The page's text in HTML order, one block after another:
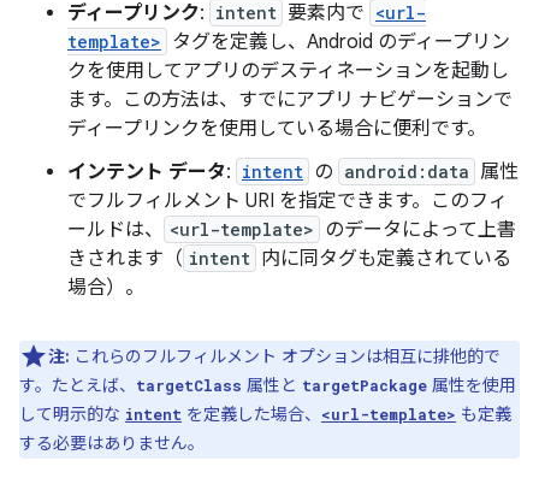
ディープリンク: intent 要素内で <url-
template> タグを定義し、Android のディープリン
クを使用してアプリのデスティネーションを起動し
ます。この方法は、すでにアプリ ナビゲーションで
ディープリンクを使用している場合に便利です。
インテント データ: intent の android:data 属性
でフルフィルメント URI を指定できます。このフィ
ールドは、
<url-template> のデータによって上書
きされます（ intent 内に同タグも定義されている
場合）。
注: これらのフルフィルメント オプションは相互に排他的で
す。たとえば、
targetClass 属性と targetPackage 属性を使用
して明示的な intent を定義した場合、 <url-template> も定義
する必要はありません。